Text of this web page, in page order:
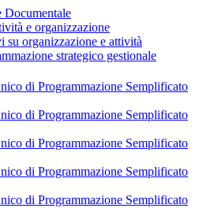
Documentale
e organizzazione
su organizzazione e attività
strategico gestionale
di Programmazione Semplificato
di Programmazione Semplificato
di Programmazione Semplificato
di Programmazione Semplificato
di Programmazione Semplificato